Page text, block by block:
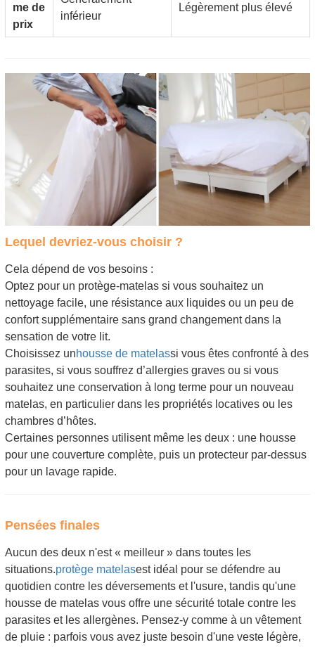
me de
prix
inférieur
Légèrement plus élevé
Lequel devriez-vous choisir ?
Cela dépend de vos besoins :
Optez pour un protège-matelas si vous souhaitez un
nettoyage facile, une résistance aux liquides ou un peu de
confort supplémentaire sans grand changement dans la
sensation de votre lit.
Choisissez unhousse de matelassi vous êtes confronté à des
parasites, si vous souffrez d’allergies graves ou si vous
souhaitez une conservation à long terme pour un nouveau
matelas, en particulier dans les propriétés locatives ou les
chambres d’hôtes.
Certaines personnes utilisent même les deux : une housse
pour une couverture complète, puis un protecteur par-dessus
pour un lavage rapide.
Pensées finales
Aucun des deux n'est « meilleur » dans toutes les
situations.protège matelasest idéal pour se défendre au
quotidien contre les déversements et l'usure, tandis qu'une
housse de matelas vous offre une sécurité totale contre les
parasites et les allergènes. Pensez-y comme à un vêtement
de pluie : parfois vous avez juste besoin d'une veste légère,